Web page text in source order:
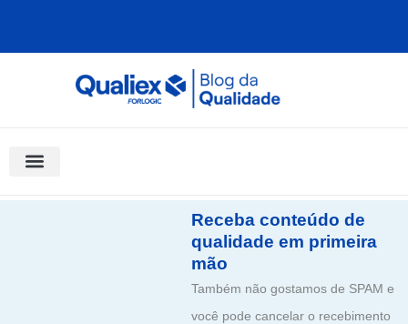
Receba conteúdo de
qualidade em primeira
mão
Também não gostamos de SPAM e
você pode cancelar o recebimento